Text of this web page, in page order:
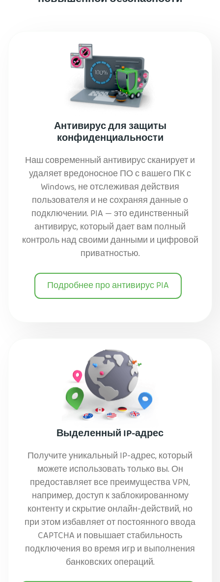
Антивирус для защиты
конфиденциальности
Наш современный антивирус сканирует и
удаляет вредоносное ПО с вашего ПК с
Windows, не отслеживая действия
пользователя и не сохраняя данные о
подключении. PIA — это единственный
антивирус, который дает вам полный
контроль над своими данными и цифровой
приватностью.
Подробнее про антивирус PIA
Выделенный IP-адрес
Получите уникальный IP-адрес, который
можете использовать только вы. Он
предоставляет все преимущества VPN,
например, доступ к заблокированному
контенту и скрытие онлайн-действий, но
при этом избавляет от постоянного ввода
CAPTCHA и повышает стабильность
подключения во время игр и выполнения
банковских операций.